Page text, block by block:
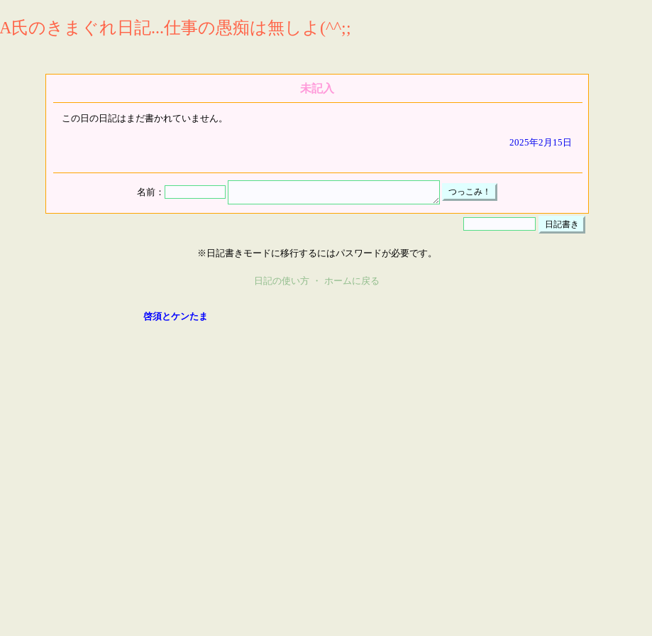
A氏のきまぐれ日記...仕事の愚痴は無しよ(^^;;
未記入
この日の日記はまだ書かれていません。
2025年2月15日
名前：
※日記書きモードに移行するにはパスワードが必要です。
日記の使い方 ・ ホームに戻る
啓須とケンたま